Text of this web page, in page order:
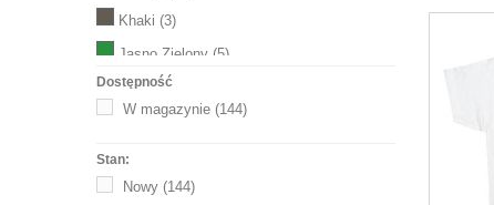
Khaki (3)
Jasno Zielony (5)
Bordo(1)
MELANŻ
(43)
Różowy
Niebieski(24)
Dostępność
W magazynie (144)
Stan:
Nowy (144)